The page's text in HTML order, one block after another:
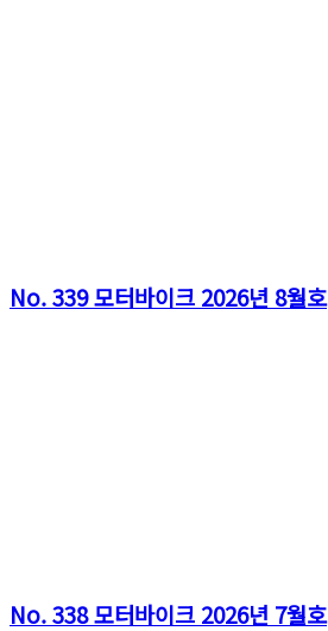
No. 339 모터바이크 2026년 8월호
No. 338 모터바이크 2026년 7월호